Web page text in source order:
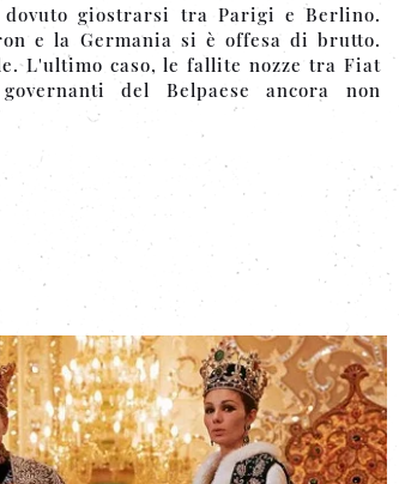
dovuto giostrarsi tra Parigi e Berlino.
e la Germania si è offesa di brutto.
L'ultimo caso, le fallite nozze tra Fiat
del Belpaese ancora non